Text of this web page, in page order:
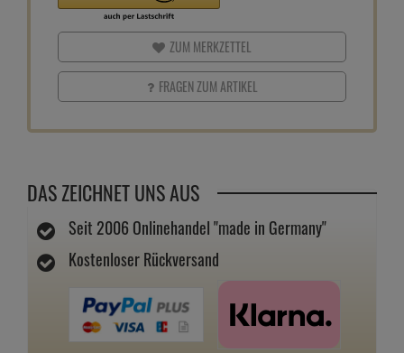
ZUM MERKZETTEL
FRAGEN ZUM ARTIKEL
DAS ZEICHNET UNS AUS
Seit 2006 Onlinehandel "made in Germany"
Kostenloser Rückversand